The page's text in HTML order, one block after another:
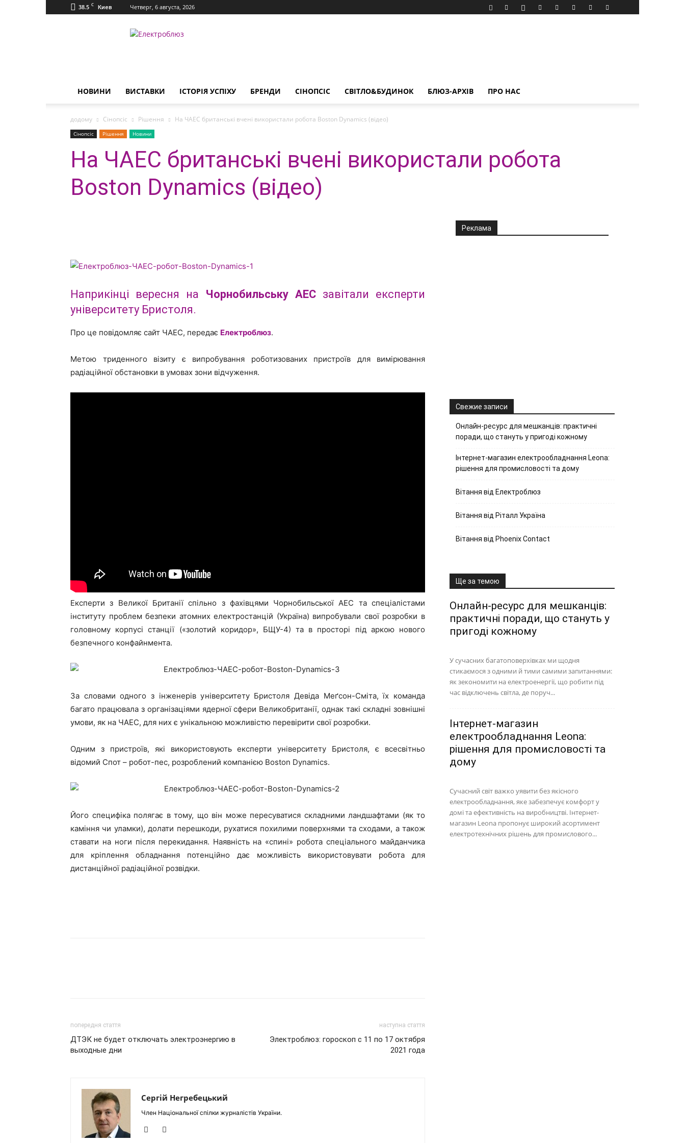
38.5 C Киев Четверг, 6 августа, 2026
Електроблюз
НОВИНИ ВИСТАВКИ ІСТОРІЯ УСПІХУ БРЕНДИ СІНОПСІС СВІТЛО&БУДИНОК БЛЮЗ-АРХІВ ПРО НАС
додому Сінопсіс Рішення На ЧАЕС британські вчені використали робота Boston Dynamics (відео)
Сінопсіс Рішення Новини
На ЧАЕС британські вчені використали робота
Boston Dynamics (відео)
Наприкінці вересня на Чорнобильську АЕСзавітали експерти
університету Бристоля.
Про це повідомляє сайт ЧАЕС, передає Електроблюз.
Метою триденного візиту є випробування роботизованих пристроїв для вимірювання
радіаційної обстановки в умовах зони відчуження.
Експерти з Великої Британії спільно з фахівцями Чорнобильської АЕС та спеціалістами
інституту проблем безпеки атомних електростанцій (Україна) випробували свої розробки в
головному корпусі станції («золотий коридор», БЩУ-4) та в просторі під аркою нового
безпечного конфайнмента.
За словами одного з інженерів університету Бристоля Девіда Меґсон-Сміта, їх команда
багато працювала з організаціями ядерної сфери Великобританії, однак такі складні зовнішні
умови, як на ЧАЕС, для них є унікальною можливістю перевірити свої розробки.
Одним з пристроїв, які використовують експерти університету Бристоля, є всесвітньо
відомий Спот – робот-пес, розроблений компанією Boston Dynamics.
Його специфіка полягає в тому, що він може пересуватися складними ландшафтами (як то
каміння чи уламки), долати перешкоди, рухатися похилими поверхнями та сходами, а також
ставати на ноги після перекидання. Наявність на «спині» робота спеціального майданчика
для кріплення обладнання потенційно дає можливість використовувати робота для
дистанційної радіаційної розвідки.
попередня стаття
ДТЭК не будет отключать электроэнергию в
выходные дни
наступна стаття
Электроблюз: гороскоп с 11 по 17 октября
2021 года
Сергій Негребецький
Член Національної спілки журналістів України.
Реклама
Свежие записи
Онлайн-ресурс для мешканців: практичні
поради, що стануть у пригоді кожному
Інтернет-магазин електрообладнання Leona:
рішення для промисловості та дому
Вітання від Електроблюз
Вітання від Ріталл Україна
Вітання від Phoenix Contact
Ще за темою
Онлайн-ресурс для мешканців:
практичні поради, що стануть у
пригоді кожному
У сучасних багатоповерхівках ми щодня
стикаємося з одними й тими самими запитаннями:
як зекономити на електроенергії, що робити під
час відключень світла, де поруч...
Інтернет-магазин
електрообладнання Leona:
рішення для промисловості та
дому
Сучасний світ важко уявити без якісного
електрообладнання, яке забезпечує комфорт у
домі та ефективність на виробництві. Інтернет-
магазин Leona пропонує широкий асортимент
електротехнічних рішень для промислового...